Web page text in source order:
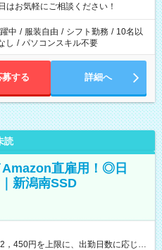
お気軽にご相談ください！
中 / 服装自由 / シフト勤務 / 10名以
し / パソコンスキル不要
募する 詳細へ
読
直雇用！◎日
新潟南SSD
，450円を上限に、出勤日数に応じて